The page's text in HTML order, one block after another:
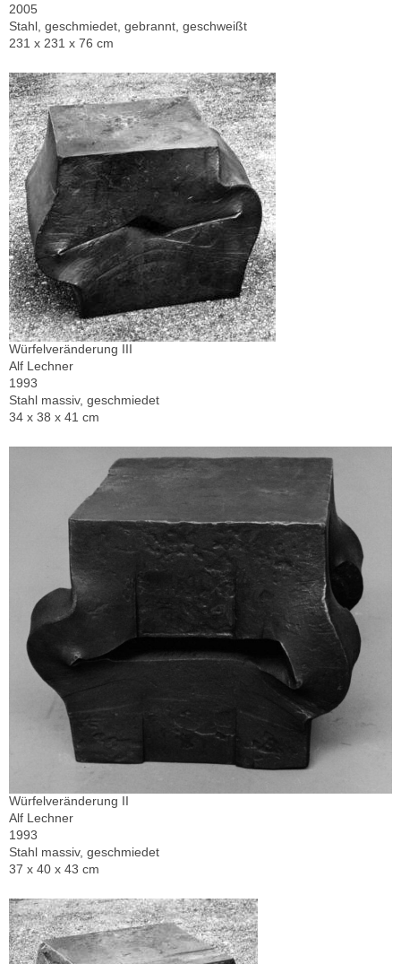
2005
Stahl, geschmiedet, gebrannt, geschweißt
231 x 231 x 76 cm
Würfelveränderung III
Alf Lechner
1993
Stahl massiv, geschmiedet
34 x 38 x 41 cm
Würfelveränderung II
Alf Lechner
1993
Stahl massiv, geschmiedet
37 x 40 x 43 cm